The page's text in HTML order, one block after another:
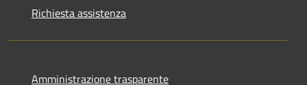
Richiesta assistenza
Amministrazione trasparente